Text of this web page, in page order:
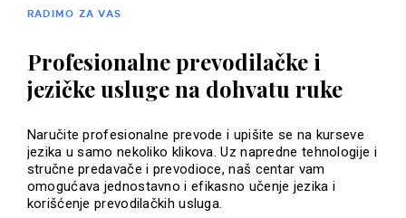
RADIMO ZA VAS
Profesionalne prevodilačke i
jezičke usluge na dohvatu ruke
Naručite profesionalne prevode i upišite se na kurseve
jezika u samo nekoliko klikova. Uz napredne tehnologije i
stručne predavače i prevodioce, naš centar vam
omogućava jednostavno i efikasno učenje jezika i
korišćenje prevodilačkih usluga.